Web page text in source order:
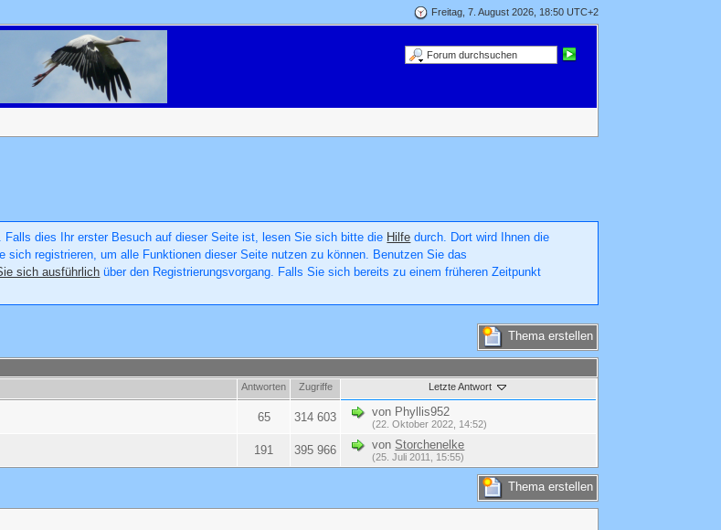
Freitag, 7. August 2026, 18:50 UTC+2
dies Ihr erster Besuch auf dieser Seite ist, lesen Sie sich bitte die Hilfe durch. Dort wird Ihnen die
sich registrieren, um alle Funktionen dieser Seite nutzen zu können. Benutzen Sie das
sich ausführlich über den Registrierungsvorgang. Falls Sie sich bereits zu einem früheren Zeitpunkt
Thema erstellen
Antworten Zugriffe Letzte Antwort
65 314 603 von Phyllis952
(22. Oktober 2022, 14:52)
191 395 966 von Storchenelke
(25. Juli 2011, 15:55)
Thema erstellen